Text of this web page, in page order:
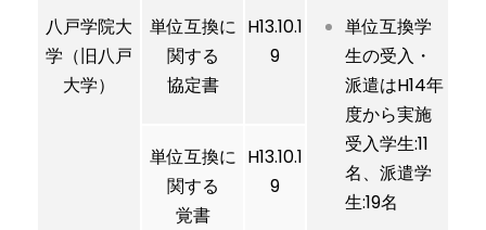
八戸学院大
学（旧八戸
大学）
単位互換に
関する
協定書
H13.10.1
9
単位互換学
生の受入・
派遣はH14年
度から実施
受入学生:11
名、派遣学
生:19名
単位互換に
関する
覚書
H13.10.1
9